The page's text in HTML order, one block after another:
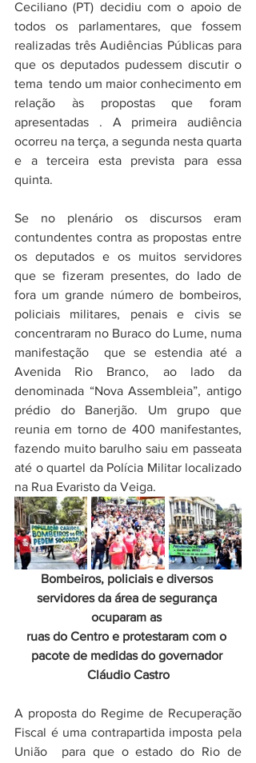
Ceciliano (PT) decidiu com o apoio de
todos os parlamentares, que fossem
realizadas três Audiências Públicas para
que os deputados pudessem discutir o
tema  tendo um maior conhecimento em
relação às propostas que foram
apresentadas . A primeira audiência
ocorreu na terça, a segunda nesta quarta
e a terceira esta prevista para essa
quinta.
Se no plenário os discursos eram
contundentes contra as propostas entre
os deputados e os muitos servidores
que se fizeram presentes, do lado de
fora um grande número de bombeiros,
policiais militares, penais e civis se
concentraram no Buraco do Lume, numa
manifestação  que se estendia até a
Avenida Rio Branco, ao lado da
denominada “Nova Assembleia”, antigo
prédio do Banerjão. Um grupo que
reunia em torno de 400 manifestantes,
fazendo muito barulho saiu em passeata
até o quartel da Polícia Militar localizado
na Rua Evaristo da Veiga.
Bombeiros, policiais e diversos
servidores da área de segurança
ocuparam as
ruas do Centro e protestaram com o
pacote de medidas do governador
Cláudio Castro
A proposta do Regime de Recuperação
Fiscal é uma contrapartida imposta pela
União
para que o estado do Rio de